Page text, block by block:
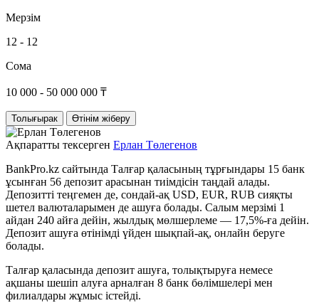
Мерзім
12 - 12
Сома
10 000 - 50 000 000 ₸
Толығырак Өтінім жіберу
Ақпаратты тексерген Ерлан Төлегенов
BankPro.kz сайтында Талғар қаласының тұрғындары 15 банк
ұсынған 56 депозит арасынан тиімдісін таңдай алады.
Депозитті теңгемен де, сондай-ақ USD, EUR, RUB сияқты
шетел валюталарымен де ашуға болады. Салым мерзімі 1
айдан 240 айға дейін, жылдық мөлшерлеме — 17,5%-ға дейін.
Депозит ашуға өтінімді үйден шықпай-ақ, онлайн беруге
болады.
Талғар қаласында депозит ашуға, толықтыруға немесе
ақшаны шешіп алуға арналған 8 банк бөлімшелері мен
филиалдары жұмыс істейді.